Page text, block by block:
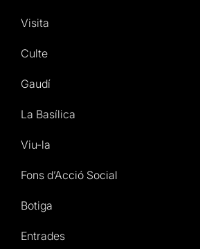
Visita
Culte
Gaudí
La Basílica
Viu-la
Fons d’Acció Social
Botiga
Entrades